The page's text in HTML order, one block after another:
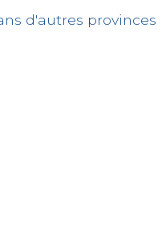
d'autres provinces